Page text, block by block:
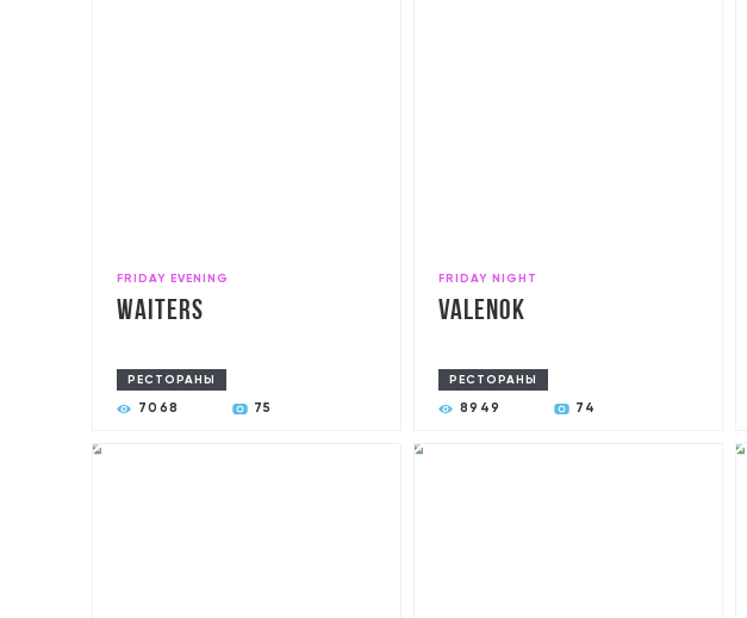
FRIDAY EVENING
Waiters
РЕСТОРАНЫ
7068 75
FRIDAY NIGHT
Valenok
РЕСТОРАНЫ
8949 74